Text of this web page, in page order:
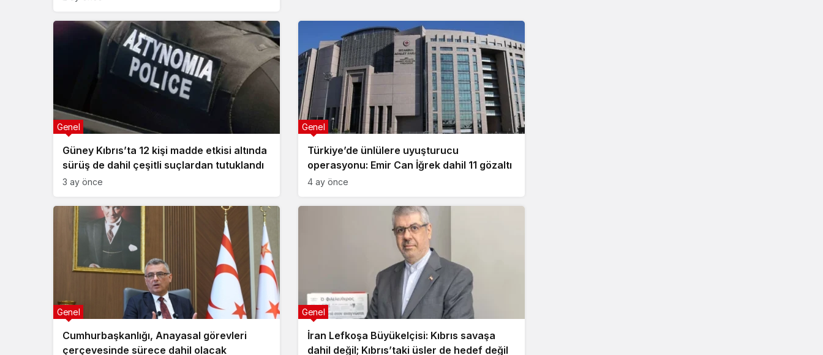
Güney Kıbrıs’ta 12 kişi madde etkisi altında
sürüş de dahil çeşitli suçlardan tutuklandı
Genel
3 ay önce
Türkiye’de ünlülere uyuşturucu
operasyonu: Emir Can İğrek dahil 11 gözaltı
Genel
4 ay önce
Cumhurbaşkanlığı, Anayasal görevleri
çerçevesinde sürece dahil olacak
Genel
İran Lefkoşa Büyükelçisi: Kıbrıs savaşa
dahil değil; Kıbrıs’taki üsler de hedef değil
Genel